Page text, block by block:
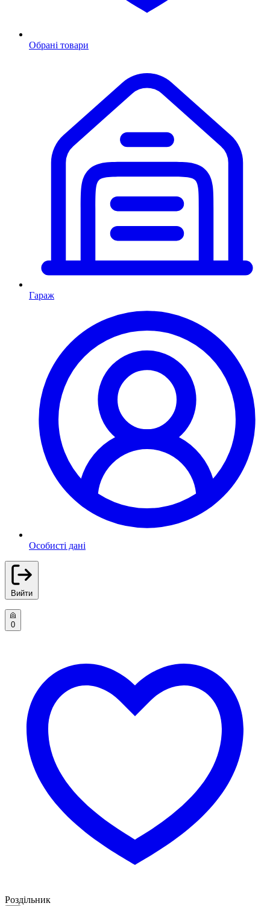
Обрані товари
Гараж
Особисті дані
Вийти
0
Роздільник